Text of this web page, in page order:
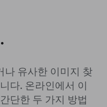
나 유사한 이미지 찾
다. 온라인에서 이
단한 두 가지 방법